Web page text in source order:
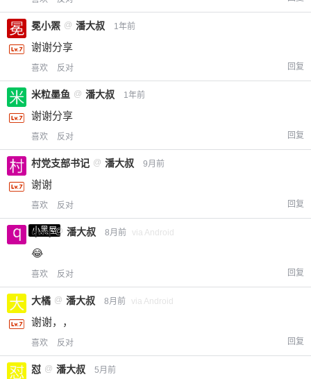
冕小罴 @ 潘大叔 1年前
谢谢分享
喜欢 反对 回复
米粒墨鱼 @ 潘大叔 1年前
谢谢分享
喜欢 反对 回复
村党支部书记 @ 潘大叔 9月前
谢谢
喜欢 反对 回复
小黑屋
qwq @ 潘大叔 8月前 via Android
😂
喜欢 反对 回复
大橘 @ 潘大叔 8月前 via Android
谢谢，，
喜欢 反对 回复
怼 @ 潘大叔 5月前